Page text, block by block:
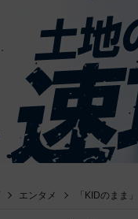
エンタメ 「KIDのまま